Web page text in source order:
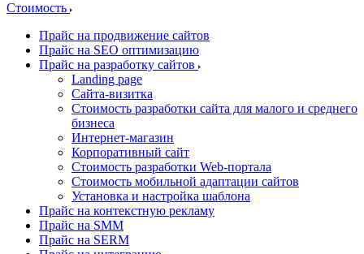
Стоимость
Прайс на продвижение сайтов
Прайс на SEO оптимизацию
Прайс на разработку сайтов
Landing page
Cайта-визитка
Стоимость разработки сайта для малого и среднего
бизнеса
Интернет-магазин
Корпоративный сайт
Стоимость разработки Web-портала
Стоимость мобильной адаптации сайтов
Установка и настройка шаблона
Прайс на контекстную рекламу
Прайс на SMM
Прайс на SERM